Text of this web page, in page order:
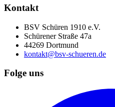
Kontakt
BSV Schüren 1910 e.V.
Schürener Straße 47a
44269 Dortmund
kontakt@bsv-schueren.de
Folge uns